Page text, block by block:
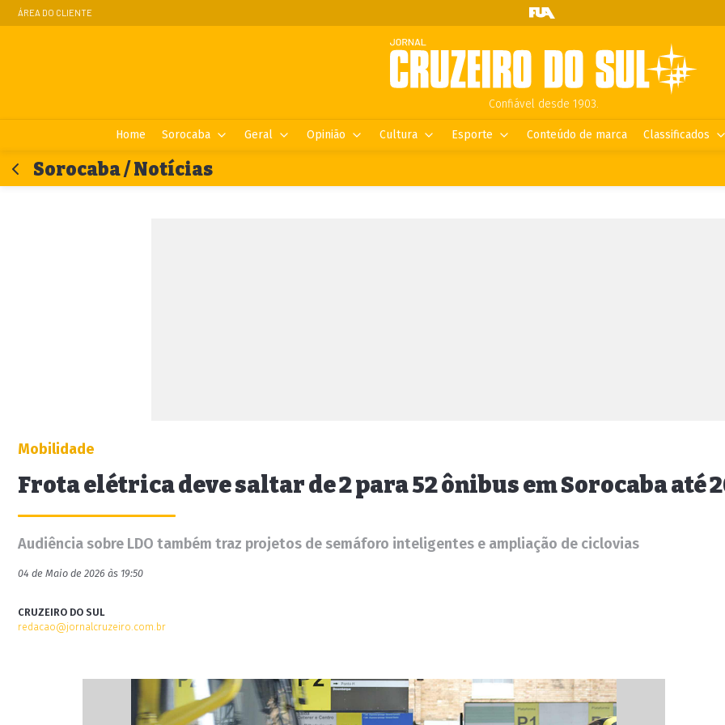
ÁREA DO CLIENTE
Confiável desde 1903.
Home Sorocaba Geral Opinião Cultura Esporte Conteúdo de marca Classificados
Sorocaba / Notícias
Mobilidade
Frota elétrica deve saltar de 2 para 52 ônibus em Sorocaba até
Audiência sobre LDO também traz projetos de semáforo inteligentes e ampliação de ciclovias
04 de Maio de 2026 às 19:50
CRUZEIRO DO SUL
redacao@jornalcruzeiro.com.br